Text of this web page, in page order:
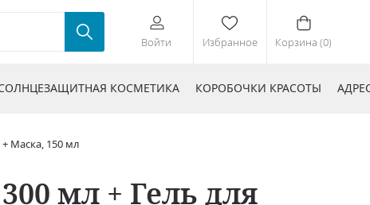
Войти Избранное Корзина (0)
КОСМЕТИКА КОРОБОЧКИ КРАСОТЫ
Маска, 150 мл
мл + Гель для